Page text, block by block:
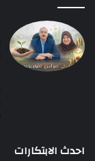
احدث الابتكارات